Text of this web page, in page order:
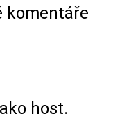
komentáře
host.